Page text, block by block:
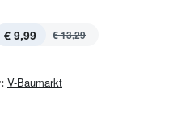
€ 9,99 € 13,29
V-Baumarkt